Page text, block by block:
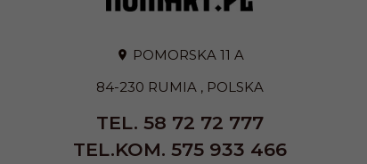
POMORSKA 11 A
84-230 RUMIA , POLSKA
TEL. 58 72 72 777
TEL.KOM. 575 933 466